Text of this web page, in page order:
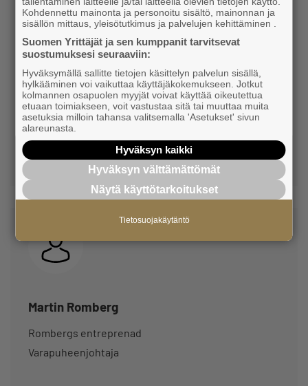
Lena Nordström
MN-Textil Oy Ab
Jäsen
+358405674539
lena.nordstrom@mn-textil.com
Martin Romberg
Rombergs entreprenad
Varapuheenjohtaja
Kohdennettu mainonta ja personoitu sisältö, mainonnan ja
sisällön mittaus, yleisötutkimus ja palvelujen kehittäminen .
Suomen Yrittäjät ja sen kumppanit tarvitsevat
suostumuksesi seuraaviin:
Hyväksymällä sallitte tietojen käsittelyn palvelun sisällä,
hylkääminen voi vaikuttaa käyttäjäkokemukseen. Jotkut
kolmannen osapuolen myyjät voivat käyttää oikeutettua
etuaan toimiakseen, voit vastustaa sitä tai muuttaa muita
asetuksia milloin tahansa valitsemalla 'Asetukset' sivun
alareunasta.
Hyväksyn kaikki
Hyväksyn välttämättömät
Näytä käyttötarkoitukset
Tietosuojakäytäntö